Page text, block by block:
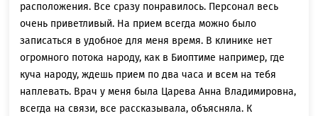
расположения. Все сразу понравилось. Персонал весь
очень приветливый. На прием всегда можно было
записаться в удобное для меня время. В клинике нет
огромного потока народу, как в Биоптиме например, где
куча народу, ждешь прием по два часа и всем на тебя
наплевать. Врач у меня была Царева Анна Владимировна,
всегда на связи, все рассказывала, объясняла. К